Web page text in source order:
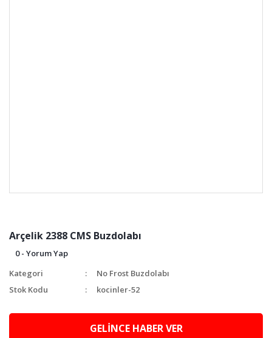
Arçelik 2388 CMS Buzdolabı
0 - Yorum Yap
Kategori
No Frost Buzdolabı
Stok Kodu
kocinler-52
GELİNCE HABER VER